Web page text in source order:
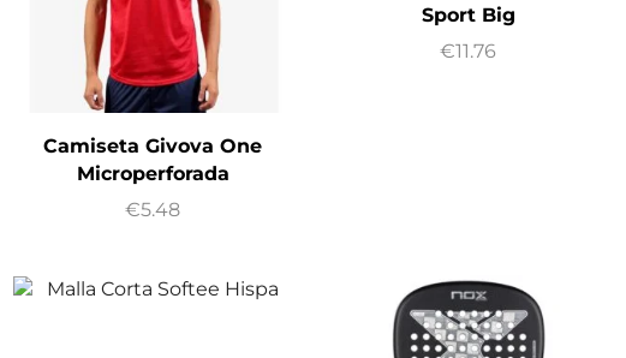
Camiseta Givova One
Microperforada
€5.48
Sport Big
€11.76